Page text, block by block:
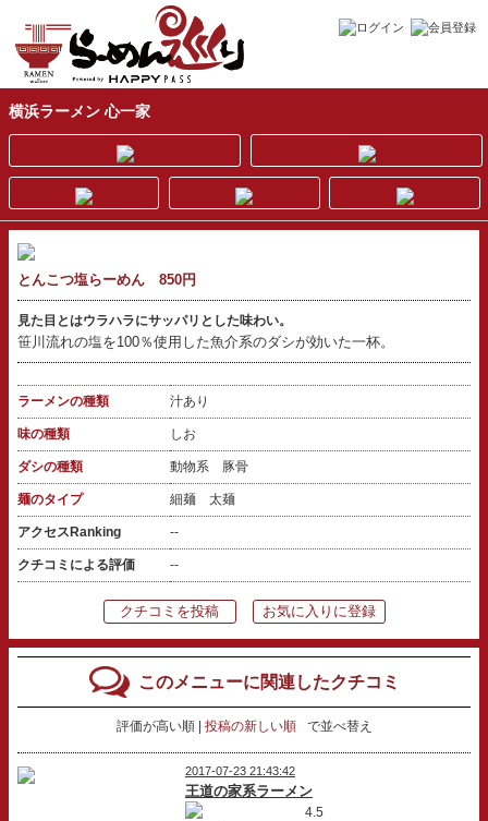
横浜ラーメン 心一家
とんこつ塩らーめん 850円
見た目とはウラハラにサッパリとした味わい。
笹川流れの塩を100％使用した魚介系のダシが効いた一杯。
ラーメンの種類 汁あり
味の種類 しお
ダシの種類 動物系 豚骨
麺のタイプ 細麺 太麺
アクセスRanking --
クチコミによる評価 --
クチコミを投稿 お気に入りに登録
このメニューに関連したクチコミ
評価が高い順 投稿の新しい順 で並べ替え
2017-07-23 21:43:42
王道の家系ラーメン
4.5